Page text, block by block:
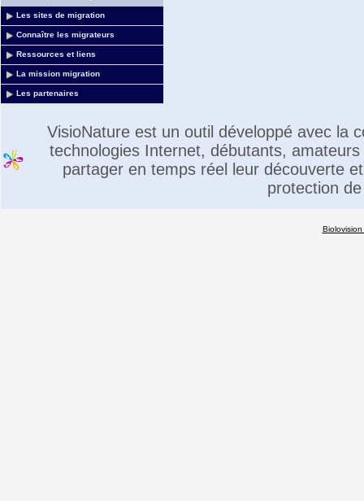
Les sites de migration
Connaître les migrateurs
Ressources et liens
La mission migration
Les partenaires
VisioNature est un outil développé avec la
technologies Internet, débutants,
partager en temps réel leur découverte
protection
Biolovision